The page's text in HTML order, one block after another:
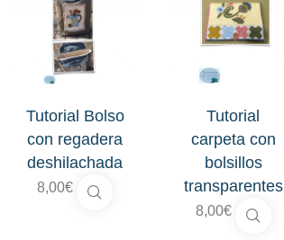
Tutorial Bolso
con regadera
deshilachada
8,00€
Tutorial
carpeta con
bolsillos
transparentes
8,00€